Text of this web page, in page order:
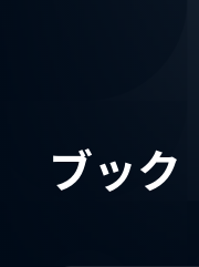
ブック